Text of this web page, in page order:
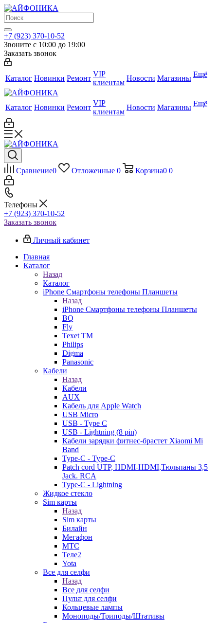
+7 (923) 370-10-52
Звоните с 10:00 до 19:00
Заказать звонок
Каталог Новинки Ремонт
VIP
клиентам
Новости Магазины Ещё
Каталог Новинки Ремонт
VIP
клиентам
Новости Магазины Ещё
Сравнение0 Отложенные 0 Корзина0 0
Телефоны
+7 (923) 370-10-52
Заказать звонок
Личный кабинет
Главная
Каталог
Назад
Каталог
iPhone Смартфоны телефоны Планшеты
Назад
iPhone Смартфоны телефоны Планшеты
BQ
Fly
Texet TM
Philips
Digma
Panasonic
Кабели
Назад
Кабели
AUX
Кабель для Apple Watch
USB Micro
USB - Type C
USB - Lightning (8 pin)
Кабели зарядки фитнес-брастет Xiaomi Mi
Band
Type-C - Type-C
Patch cord UTP, HDMI-HDMI,Тюльпаны 3,5
Jack. RCA
Type-C - Lightning
Жидкое стекло
Sim карты
Назад
Sim карты
Билайн
Мегафон
МТС
Теле2
Yota
Все для селфи
Назад
Все для селфи
Пульт для селфи
Кольцевые лампы
Моноподы/Триподы/Штативы